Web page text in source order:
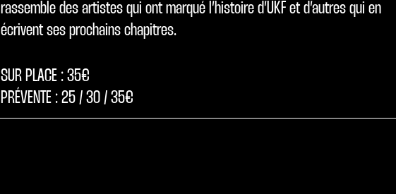
rassemble des artistes qui ont marqué l’histoire d’UKF et d’autres qui en
écrivent ses prochains chapitres.
SUR PLACE : 35€
PRÉVENTE : 25 / 30 / 35€